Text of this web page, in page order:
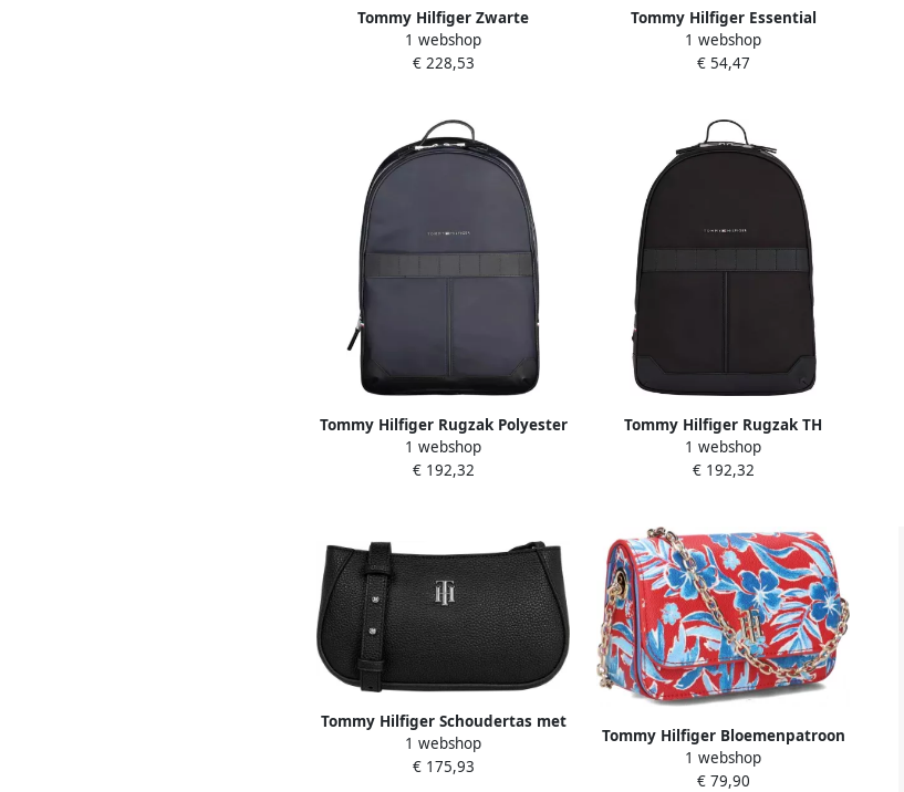
Tommy Hilfiger Zwarte
polyethyleen handtas
verstelbare schouderband Black
1 webshop
€ 228,53
Tommy Hilfiger Essential
Backpack Groen Textiel Jongens
Green Heren
1 webshop
€ 54,47
Tommy Hilfiger Rugzak Polyester
rugzak met contrasterend detail
1 webshop
€ 192,32
Tommy Hilfiger Rugzak TH
ELEVATED NYLON BACKPACK met
een beklede rug en draagriemen
1 webshop
€ 192,32
Tommy Hilfiger Schoudertas met
labelapplicatie model 'ELEMENT
CROSSOVER'
1 webshop
€ 175,93
Tommy Hilfiger Bloemenpatroon
Schoudertas Multicolor Dames
1 webshop
€ 79,90